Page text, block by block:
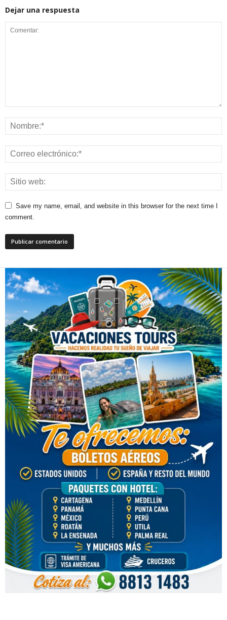
Dejar una respuesta
Save my name, email, and website in this browser for the next time I
comment.